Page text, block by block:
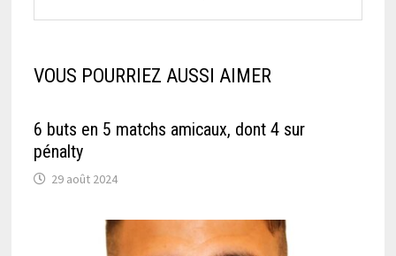
VOUS POURRIEZ AUSSI AIMER
6 buts en 5 matchs amicaux, dont 4 sur
pénalty
29 août 2024